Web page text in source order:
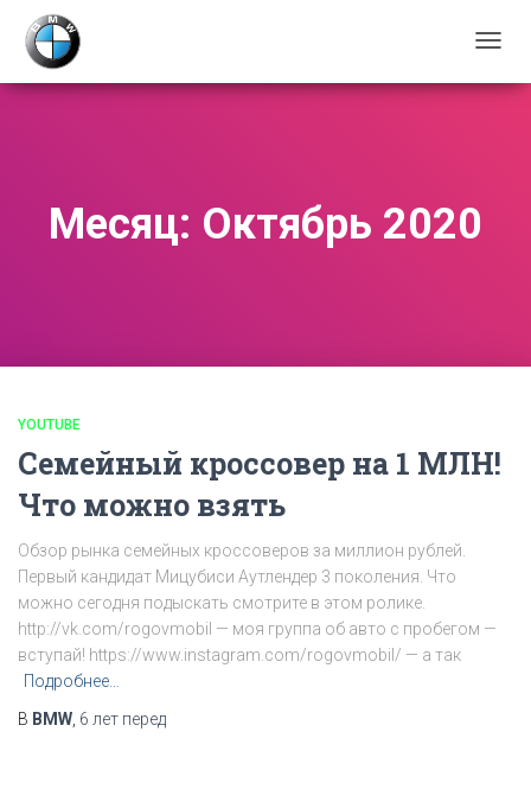
Месяц: Октябрь 2020
YOUTUBE
Семейный кроссовер на 1 МЛН!
Что можно взять
Обзор рынка семейных кроссоверов за миллион рублей.
Первый кандидат Мицубиси Аутлендер 3 поколения. Что
можно сегодня подыскать смотрите в этом ролике.
http://vk.com/rogovmobil — моя группа об авто с пробегом —
вступай! https://www.instagram.com/rogovmobil/ — а так
Подробнее…
В BMW 6 лет перед